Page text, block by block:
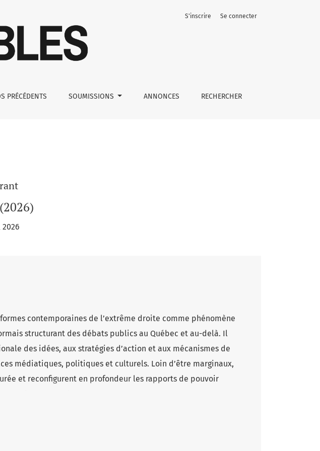
PRÉCÉDENTS SOUMISSIONS ANNONCES RECHERCHER
S'inscrire Se connecter
contemporaines de l’extrême droite comme phénomène
structurant des débats publics au Québec et au-delà. Il
des idées, aux stratégies d’action et aux mécanismes de
médiatiques, politiques et culturels. Loin d’être marginaux,
et reconfigurent en profondeur les rapports de pouvoir
des réseaux intellectuels et militants puisent dans